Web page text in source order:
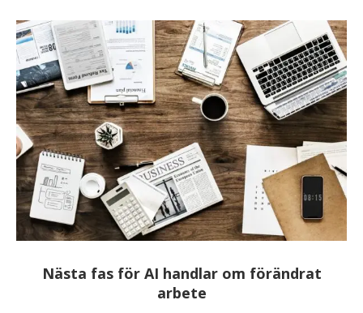
Nästa fas för AI handlar om förändrat
arbete